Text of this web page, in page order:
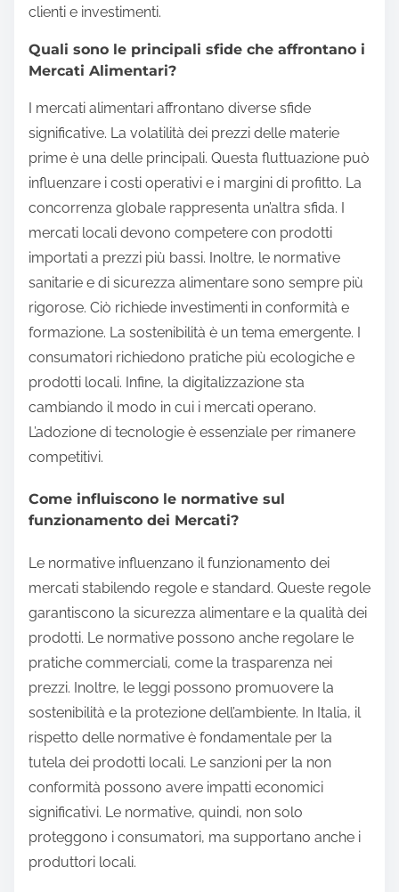
clienti e investimenti.
Quali sono le principali sfide che affrontano i
Mercati Alimentari?
I mercati alimentari affrontano diverse sfide
significative. La volatilità dei prezzi delle materie
prime è una delle principali. Questa fluttuazione può
influenzare i costi operativi e i margini di profitto. La
concorrenza globale rappresenta un’altra sfida. I
mercati locali devono competere con prodotti
importati a prezzi più bassi. Inoltre, le normative
sanitarie e di sicurezza alimentare sono sempre più
rigorose. Ciò richiede investimenti in conformità e
formazione. La sostenibilità è un tema emergente. I
consumatori richiedono pratiche più ecologiche e
prodotti locali. Infine, la digitalizzazione sta
cambiando il modo in cui i mercati operano.
L’adozione di tecnologie è essenziale per rimanere
competitivi.
Come influiscono le normative sul
funzionamento dei Mercati?
Le normative influenzano il funzionamento dei
mercati stabilendo regole e standard. Queste regole
garantiscono la sicurezza alimentare e la qualità dei
prodotti. Le normative possono anche regolare le
pratiche commerciali, come la trasparenza nei
prezzi. Inoltre, le leggi possono promuovere la
sostenibilità e la protezione dell’ambiente. In Italia, il
rispetto delle normative è fondamentale per la
tutela dei prodotti locali. Le sanzioni per la non
conformità possono avere impatti economici
significativi. Le normative, quindi, non solo
proteggono i consumatori, ma supportano anche i
produttori locali.